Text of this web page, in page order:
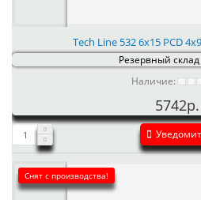
Tech Line 532 6x15 PCD
Резервный
Наличие:
5742р.
Снят с производства!